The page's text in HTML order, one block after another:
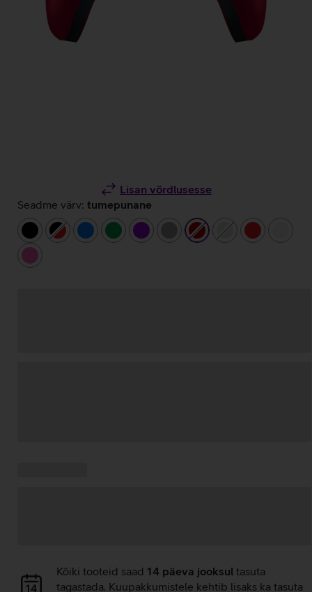
Lisan võrdlusesse
Seadme värv: tumepunane
mustmust/punane
sinine rohelinelilla hall tumepunane
hõbedanepunane
roosa
Andmete
laadimine
Kõiki tooteid saad 14 päeva jooksul tasuta
tagastada. Kuupakkumistele kehtib lisaks ka tasuta